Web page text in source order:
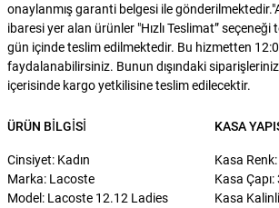
onaylanmış garanti belgesi ile
ibaresi yer alan ürünler "Hızlı Teslimat”
gün içinde teslim edilmektedir. Bu hizmetten
faydalanabilirsiniz. Bunun dışındaki
içerisinde kargo yetkilisine teslim edilecektir.
ÜRÜN BILGISI
Cinsiyet: Kadın
Marka: Lacoste
Model: Lacoste 12.12 Ladies
KASA
Kasa
Kasa
Kasa